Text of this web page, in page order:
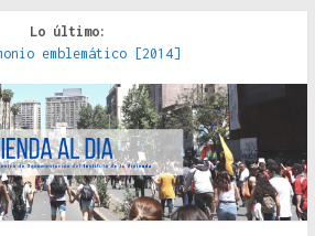
Lo último:
la Caja del Seguro Obrero en
emblemático [2014]
en América Latina [2023]
de los Estados :
representaciones [2022]
con el acero : hacia una teoría
latinoamericanas [2020]
una vivienda adecuada [2019]